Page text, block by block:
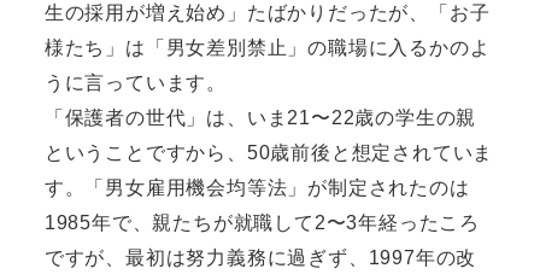
生の採用が増え始め」たばかりだったが、「お子
様たち」は「男女差別禁止」の職場に入るかのよ
うに言っています。
「保護者の世代」は、いま21〜22歳の学生の親
ということですから、50歳前後と想定されていま
す。「男女雇用機会均等法」が制定されたのは
1985年で、親たちが就職して2〜3年経ったころ
ですが、最初は努力義務に過ぎず、1997年の改